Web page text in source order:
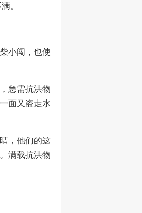
。
小闯，也使
急需抗洪物
面又盗走水
，他们的这
满载抗洪物